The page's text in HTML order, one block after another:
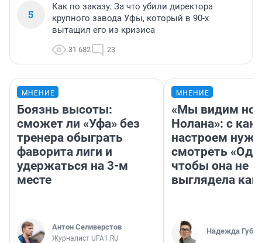
5
Как по заказу. За что убили директора
крупного завода Уфы, который в 90-х
вытащил его из кризиса
31 682 23
МНЕНИЕ
Боязнь высоты:
сможет ли «Уфа» без
тренера обыграть
фаворита лиги и
удержаться на 3-м
месте
Антон Селиверстов
Журналист UFA1.RU
МНЕНИЕ
«Мы видим
Нолана»: с
настроем
смотреть
чтобы она не
выглядела как
Надежда